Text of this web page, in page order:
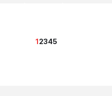
12345